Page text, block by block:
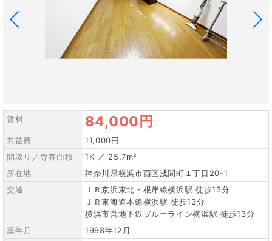
賃料 84,000円
共益費
11,000円
間取り／専有面積
1K ／ 25.7m²
所在地
神奈川県横浜市西区浅間町１丁目20-1
交通
ＪＲ京浜東北・根岸線横浜駅 徒歩13分
ＪＲ東海道本線横浜駅 徒歩13分
横浜市営地下鉄ブルーライン横浜駅 徒歩13分
築年月
1998年12月